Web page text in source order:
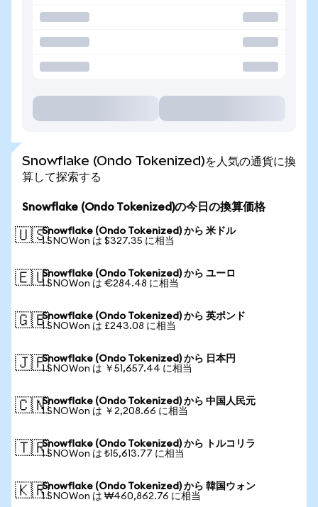
Snowflake (Ondo Tokenized)を人気の通貨に換
算して探索する
Snowflake (Ondo Tokenized)の今日の換算価格
🇺🇸Snowflake (Ondo Tokenized) から 米ドル
1 SNOWon は $327.35 に相当
🇪🇺Snowflake (Ondo Tokenized) から ユーロ
1 SNOWon は €284.48 に相当
🇬🇧Snowflake (Ondo Tokenized) から 英ポンド
1 SNOWon は £243.08 に相当
🇯🇵Snowflake (Ondo Tokenized) から 日本円
1 SNOWon は ￥51,657.44 に相当
🇨🇳Snowflake (Ondo Tokenized) から 中国人民元
1 SNOWon は ￥2,208.66 に相当
🇹🇷Snowflake (Ondo Tokenized) から トルコリラ
1 SNOWon は ₺15,613.77 に相当
🇰🇷Snowflake (Ondo Tokenized) から 韓国ウォン
1 SNOWon は ₩460,862.76 に相当